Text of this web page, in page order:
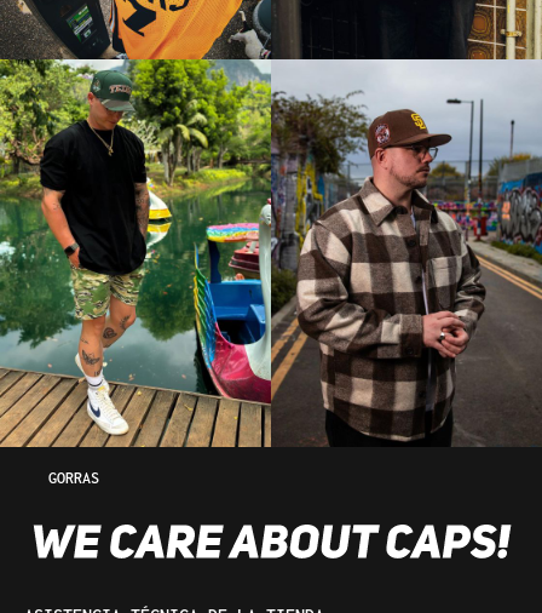
GORRAS